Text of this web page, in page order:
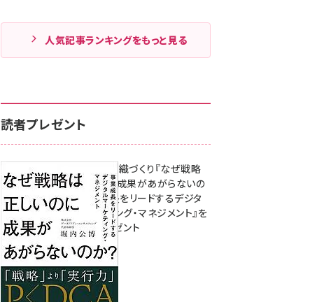
人気記事ランキングをもっと見る
読者プレゼント
成果を生む組織づくり『なぜ戦略
は正しいのに成果があがらないの
か？ 事業成長をリードするデジタ
ルマーケティング・マネジメント』を
3名様にプレゼント
8月7日 10:00